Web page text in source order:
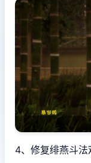
4、修复绯燕斗法